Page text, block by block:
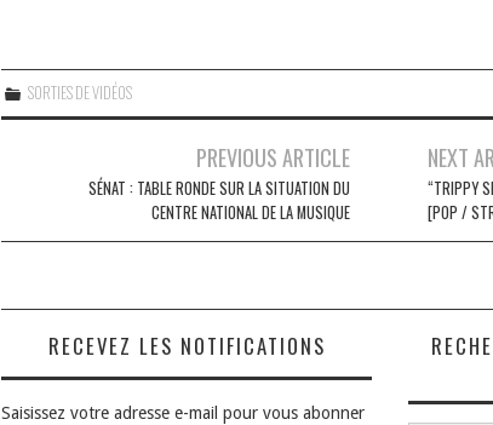
SORTIES DE VIDÉOS
PREVIOUS ARTICLE
SÉNAT : TABLE RONDE SUR LA SITUATION DU
CENTRE NATIONAL DE LA MUSIQUE
NEXT
“TRIPPY
[POP /
RECEVEZ LES NOTIFICATIONS
Saisissez votre adresse e-mail pour vous abonner